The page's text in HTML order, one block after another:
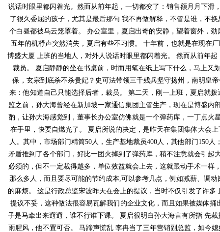
说话时眼里都闪着光。然而从前年起，一切都变了：销售额月月下
了很久委屈的孩子，尤其是最后那句 我不再做解释，不管是谁，不
个白昼都被乌云笼罩着。 办公室里，夏启出奇的安静，望着窗外
五年的机杼声突然消失，夏启有些不习惯。 十年前，也就是在现
博盛大厦 上班的当地人，对外人说话时眼里都闪着光。 然而从前年
裁员。 夏启静静的坐在书桌前，时而用笔在纸上写下什么，马上又
保，玄宗到底杀不杀贵妃？史可法带领三千残兵坚守扬州，南
来：他知道自己只能选择后者，裁员。 第二天，刚一上班，夏启
监之前，孙大海曾经在新加坡一家通信集团主管生产，现在是博盛内
酌，让孙大海感觉到，董事长办公室仿佛就是一个弹药库，一丁点
在手里，快要自燃光了。 夏启所说的决定，是昨天在集团集体大会上
人。其中，市场部门精简50人，生产基地裁员400人，其他部门
矛盾推到了各个部门，好比一团火掉到了弹药库，稍不注意就会引
必须的，但不一定裁得越多，单位效益就会上去，这就跟动手术一样
那么多人，而且要尽可能的节约成本,可以参考几点，例如减薪、
的麻烦。 这是行政总监宋波昨天在会上的提议，当时不仅引发了许
提议不妥，这种做法很容易瓦解我们的企业文化，而且如果被媒体捅
子是马牵出来遛遛，谁不行谁下课。 夏启很明白孙大海言有所指 先
雨腥风，他不置可否。 马蹄声慌乱 李冉当了三年营销副总监，如